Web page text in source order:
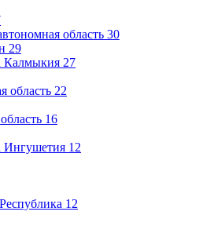
область 30
29
Калмыкия 27
область 22
16
Ингушетия 12
12